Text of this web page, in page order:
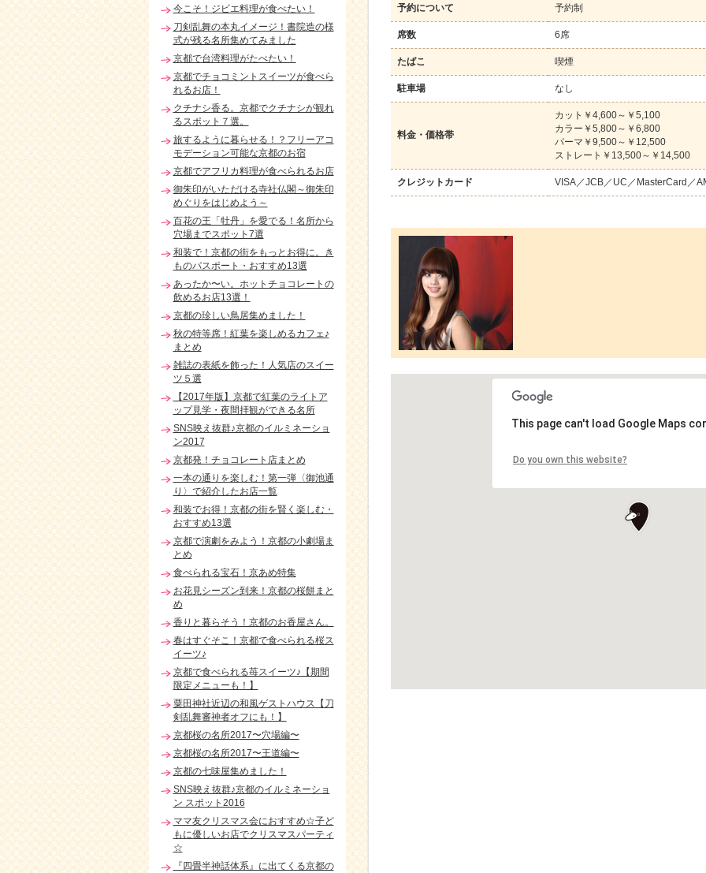
予約について 予約制
席数 6席
たばこ 喫煙
駐車場 なし
料金・価格帯
カット￥4,600～￥5,100
カラー￥5,800～￥6,800
パーマ￥9,500～￥12,500
ストレート￥13,500～￥14,500
クレジットカード VISA／JCB／UC／MasterCard／
This page can't load Google Maps
Do you own this website?
今こそ！ジビエ料理が食べたい！
刀剣乱舞の本丸イメージ！書院造の様
式が残る名所集めてみました
京都で台湾料理がたべたい！
京都でチョコミントスイーツが食べら
れるお店！
クチナシ香る。京都でクチナシが観れ
るスポット７選。
旅するように暮らせる！？フリーアコ
モデーション可能な京都のお宿
京都でアフリカ料理が食べられるお店
御朱印がいただける寺社仏閣～御朱印
めぐりをはじめよう～
百花の王「牡丹」を愛でる！名所から
穴場までスポット7選
和装で！京都の街をもっとお得に。き
ものパスポート・おすすめ13選
あったか〜い。ホットチョコレートの
飲めるお店13選！
京都の珍しい鳥居集めました！
秋の特等席！紅葉を楽しめるカフェ♪
まとめ
雑誌の表紙を飾った！人気店のスイー
ツ５選
【2017年版】京都で紅葉のライトア
ップ見学・夜間拝観ができる名所
SNS映え抜群♪京都のイルミネーショ
ン2017
京都発！チョコレート店まとめ
一本の通りを楽しむ！第一弾〈御池通
り〉で紹介したお店一覧
和装でお得！京都の街を賢く楽しむ・
おすすめ13選
京都で演劇をみよう！京都の小劇場ま
とめ
食べられる宝石！京あめ特集
お花見シーズン到来！京都の桜餅まと
め
香りと暮らそう！京都のお香屋さん。
春はすぐそこ！京都で食べられる桜ス
イーツ♪
京都で食べられる苺スイーツ♪【期間
限定メニューも！】
粟田神社近辺の和風ゲストハウス【刀
剣乱舞審神者オフにも！】
京都桜の名所2017〜穴場編〜
京都桜の名所2017〜王道編〜
京都の七味屋集めました！
SNS映え抜群♪京都のイルミネーショ
ン スポット2016
ママ友クリスマス会におすすめ☆子ど
もに優しいお店でクリスマスパーティ
☆
『四畳半神話体系』に出てくる京都の